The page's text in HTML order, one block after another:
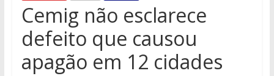
Cemig não esclarece
defeito que causou
apagão em 12 cidades